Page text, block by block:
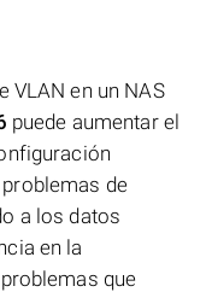
VLAN en un NAS
puede aumentar el
de
a los datos
en la
que